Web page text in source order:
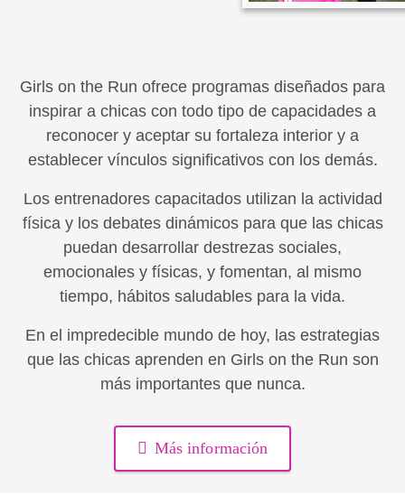
Girls on the Run ofrece programas diseñados para
inspirar a chicas con todo tipo de capacidades a
reconocer y aceptar su fortaleza interior y a
establecer vínculos significativos con los demás.
Los entrenadores capacitados utilizan la actividad
física y los debates dinámicos para que las chicas
puedan desarrollar destrezas sociales,
emocionales y físicas, y fomentan, al mismo
tiempo, hábitos saludables para la vida.
En el impredecible mundo de hoy, las estrategias
que las chicas aprenden en Girls on the Run son
más importantes que nunca.
Más información